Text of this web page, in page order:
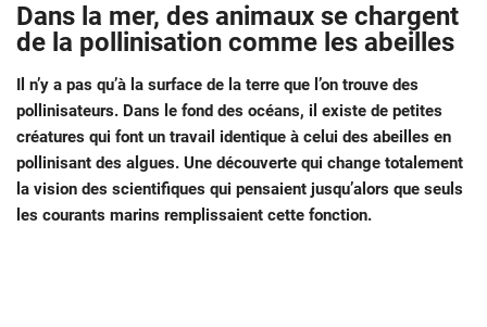
Dans la mer, des animaux se chargent
de la pollinisation comme les abeilles
Il n’y a pas qu’à la surface de la terre que l’on trouve des
pollinisateurs. Dans le fond des océans, il existe de petites
créatures qui font un travail identique à celui des abeilles en
pollinisant des algues. Une découverte qui change totalement
la vision des scientifiques qui pensaient jusqu’alors que seuls
les courants marins remplissaient cette fonction.